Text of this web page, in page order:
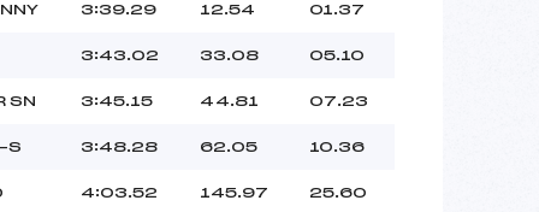
3:39.29 12.54 01.37
3:43.02 33.08 05.10
SN 3:45.15 44.81 07.23
S 3:48.28 62.05 10.36
4:03.52 145.97 25.60